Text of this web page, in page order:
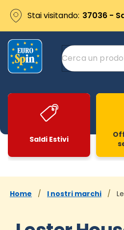
Stai visitando: 37036 -
Saldi Estivi
Home / I nostri marchi /